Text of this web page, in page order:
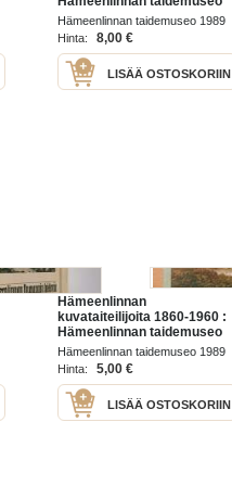
18.1.-10.9.1989
Hämeenlinnan taidemuseo 1989
Hinta:
8,00 €
LISÄÄ OSTOSKORIIN
Hämeenlinnan
kuvataiteilijoita 1860-1960 :
Hämeenlinnan taidemuseo
18.1.-10.9.1989
Hämeenlinnan taidemuseo 1989
Hinta:
5,00 €
LISÄÄ OSTOSKORIIN